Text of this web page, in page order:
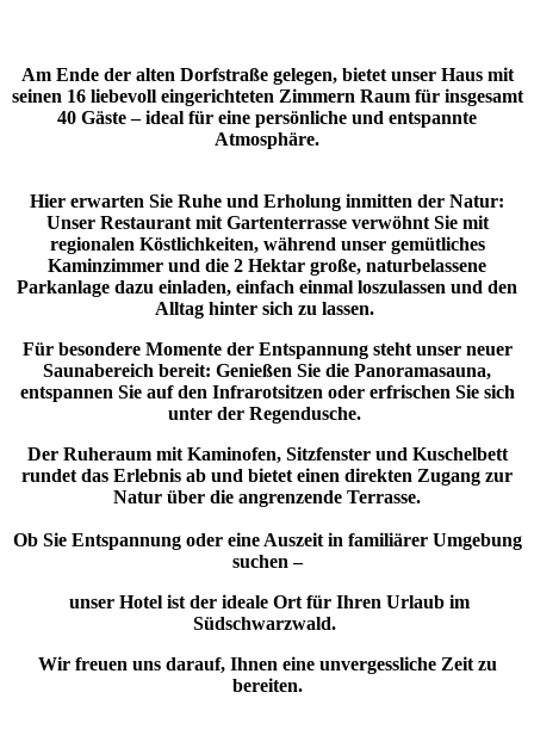
Am Ende der alten Dorfstraße gelegen, bietet unser Haus mit
seinen 16 liebevoll eingerichteten Zimmern Raum für insgesamt
40 Gäste – ideal für eine persönliche und entspannte
Atmosphäre.
Hier erwarten Sie Ruhe und Erholung inmitten der Natur:
Unser Restaurant mit Gartenterrasse verwöhnt Sie mit
regionalen Köstlichkeiten, während unser gemütliches
Kaminzimmer und die 2 Hektar große, naturbelassene
Parkanlage dazu einladen, einfach einmal loszulassen und den
Alltag hinter sich zu lassen.
Für besondere Momente der Entspannung steht unser neuer
Saunabereich bereit: Genießen Sie die Panoramasauna,
entspannen Sie auf den Infrarotsitzen oder erfrischen Sie sich
unter der Regendusche.
Der Ruheraum mit Kaminofen, Sitzfenster und Kuschelbett
rundet das Erlebnis ab und bietet einen direkten Zugang zur
Natur über die angrenzende Terrasse.
Ob Sie Entspannung oder eine Auszeit in familiärer Umgebung
suchen –
unser Hotel ist der ideale Ort für Ihren Urlaub im
Südschwarzwald.
Wir freuen uns darauf, Ihnen eine unvergessliche Zeit zu
bereiten.